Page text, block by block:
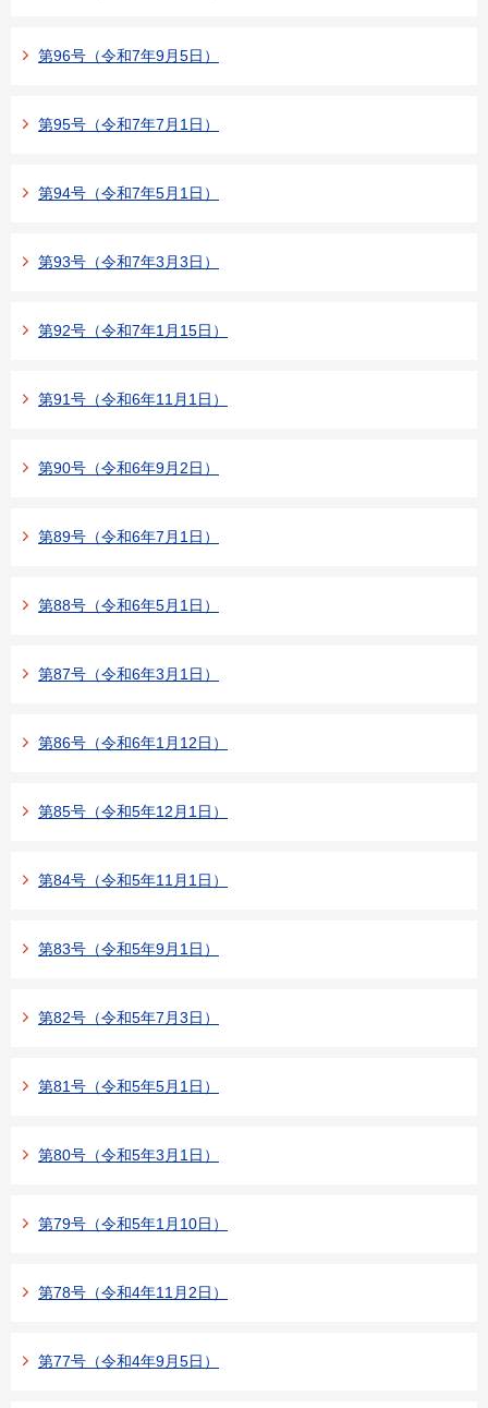
第96号（令和7年9月5日）
第95号（令和7年7月1日）
第94号（令和7年5月1日）
第93号（令和7年3月3日）
第92号（令和7年1月15日）
第91号（令和6年11月1日）
第90号（令和6年9月2日）
第89号（令和6年7月1日）
第88号（令和6年5月1日）
第87号（令和6年3月1日）
第86号（令和6年1月12日）
第85号（令和5年12月1日）
第84号（令和5年11月1日）
第83号（令和5年9月1日）
第82号（令和5年7月3日）
第81号（令和5年5月1日）
第80号（令和5年3月1日）
第79号（令和5年1月10日）
第78号（令和4年11月2日）
第77号（令和4年9月5日）